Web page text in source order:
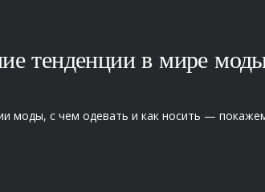
тенденции в мире
моды, с чем одевать и как носить —